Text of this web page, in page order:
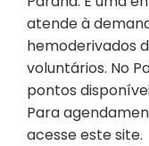
atende à
hemoderivados
voluntários. No
pontos
Para
acesse este site.